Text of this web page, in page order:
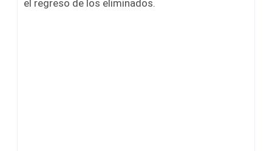
el regreso de los eliminados.